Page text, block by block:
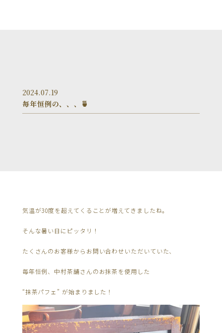
2024.07.19
毎年恒例の、、、🍵
気温が30度を超えてくることが増えてきましたね。
そんな暑い日にピッタリ！
たくさんのお客様からお問い合わせいただいていた、
毎年恒例、中村茶舗さんのお抹茶を使用した
“抹茶パフェ” が始まりました！